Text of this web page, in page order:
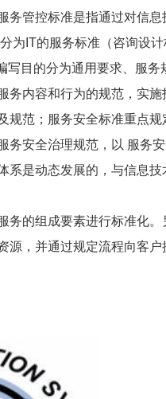
务管控标准是指通过对信
为IT的服务标准（咨询设
目的分为通用要求、服务
务内容和行为的规范，实
规范；服务安全标准重点
务安全治理规范，以 服务
系是动态发展的，与信息
的组成要素进行标准化。
，并通过规定流程向客户